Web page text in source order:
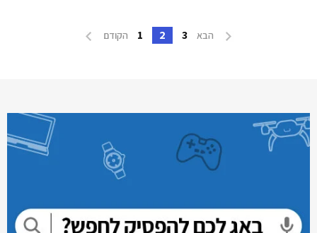
הבא 3
2
1 הקודם